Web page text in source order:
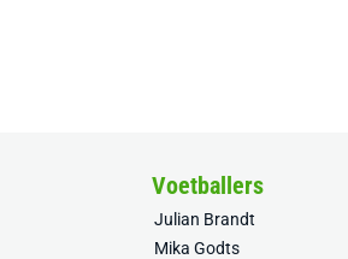
Voetballers
Julian Brandt
Mika Godts